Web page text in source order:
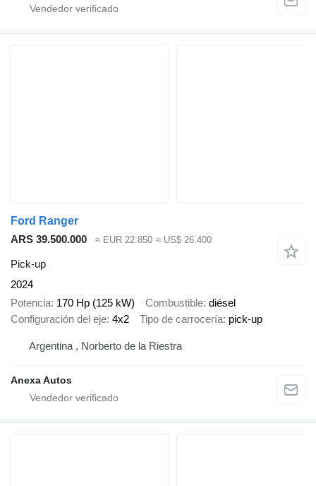
Ford Ranger
ARS 39.500.000
≈ EUR 22.850 ≈ US$ 26.400
Pick-up
2024
Potencia 170 Hp (125 kW) Combustible diésel
Configuración del eje 4x2 Tipo de carrocería pick-up
Argentina , Norberto de la Riestra
Anexa Autos